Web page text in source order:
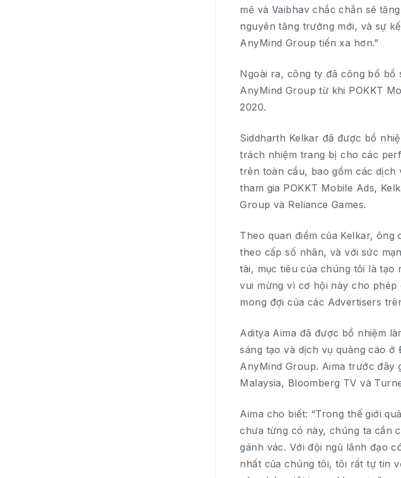
mẽ và Vaibhav chắc chắn sẽ
nguyên tăng trưởng mới, và sự
AnyMind Group tiến xa hơn.”
Ngoài ra, công ty đã công bố bổ
AnyMind Group từ khi POKKT
2020.
Siddharth Kelkar đã được bổ
trách nhiệm trang bị cho các
trên toàn cầu, bao gồm các dịch
tham gia POKKT Mobile Ads,
Group và Reliance Games.
Theo quan điểm của Kelkar, ông
theo cấp số nhân, và với sức
tài, mục tiêu của chúng tôi là
vui mừng vì cơ hội này cho
mong đợi của các Advertisers
Aditya Aima đã được bổ nhiệm
sáng tạo và dịch vụ quảng cáo
AnyMind Group. Aima trước đây
Malaysia, Bloomberg TV và
Aima cho biết: “Trong thế giới
chưa từng có này, chúng ta cần
gánh vác. Với đội ngũ lãnh đạo
nhất của chúng tôi, tôi rất tự tin